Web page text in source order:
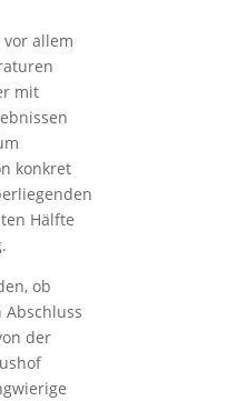
allem
mit
konkret
Hälfte
ob
der